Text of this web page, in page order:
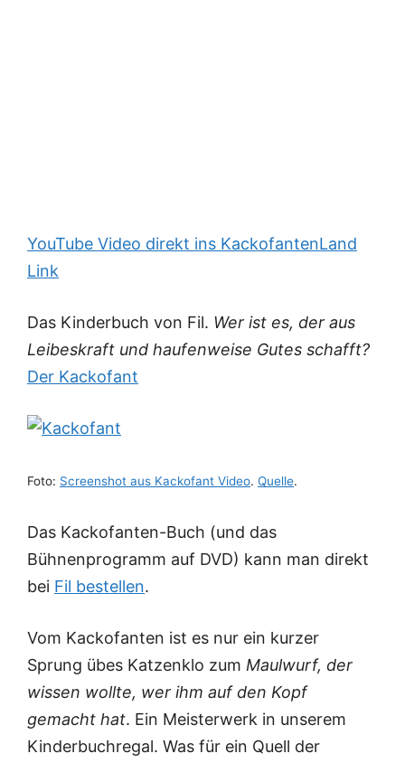
YouTube Video direkt ins KackofantenLand
Link
Das Kinderbuch von Fil. Wer ist es, der aus
Leibeskraft und haufenweise Gutes schafft?
Der Kackofant
Foto: Screenshot aus Kackofant Video. Quelle.
Das Kackofanten-Buch (und das
Bühnenprogramm auf DVD) kann man direkt
bei Fil bestellen.
Vom Kackofanten ist es nur ein kurzer
Sprung übes Katzenklo zum Maulwurf, der
wissen wollte, wer ihm auf den Kopf
gemacht hat. Ein Meisterwerk in unserem
Kinderbuchregal. Was für ein Quell der